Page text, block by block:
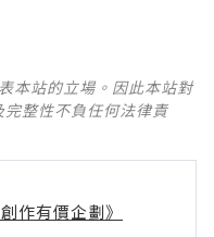
本站的立場。因此本站對
整性不負任何法律責
作有價企劃》